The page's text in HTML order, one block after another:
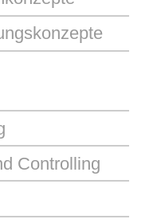
Controlling